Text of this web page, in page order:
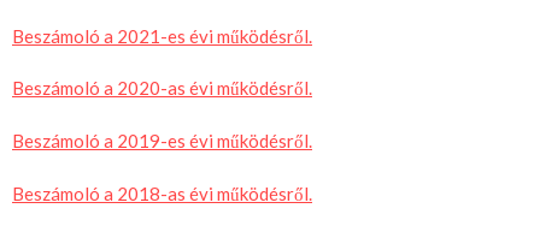
Beszámoló a 2021-es évi működésről.
Beszámoló a 2020-as évi működésről.
Beszámoló a 2019-es évi működésről.
Beszámoló a 2018-as évi működésről.